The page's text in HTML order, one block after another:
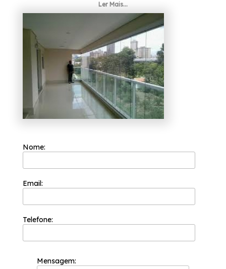
A sua procura é por Fechamento de Sacadas
com Vidro Preço em Interlagos? Conte com a
Protavi Vidros e tenha a solução que você
busca do setor de engenharia de vidros, são
diversas opções de produtos e serviços
oferecidas, como envidraçamento de
sacadas, box para banheiros e portas de
vidro. Nossos profissionais estão prontos para
atendê-lo adequadamente, entre em
contato.
Ler Mais...
Nome:
Email:
Telefone:
Mensagem: